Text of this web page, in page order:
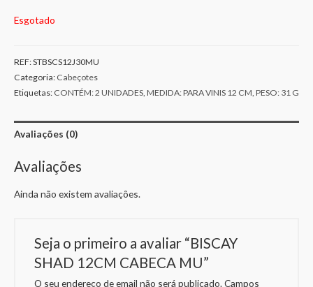
Esgotado
REF:STBSCS12J30MU
Categoria: Cabeçotes
Etiquetas: CONTÉM: 2 UNIDADES, MEDIDA: PARA VINIS 12 CM, PESO: 31 G
Avaliações (0)
Avaliações
Ainda não existem avaliações.
Seja o primeiro a avaliar “BISCAY
SHAD 12CM CABECA MU”
O seu endereço de email não será publicado. Campos